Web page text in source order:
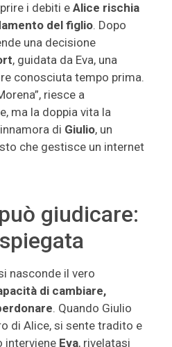
i debiti e Alice rischia
del figlio. Dopo
una decisione
, guidata da Eva, una
conosciuta tempo prima.
riesce a
ma la doppia vita la
di Giulio, un
che gestisce un internet
giudicare:
nasconde il vero
di cambiare,
. Quando Giulio
di Alice, si sente tradito e
interviene Eva, rivelatasi